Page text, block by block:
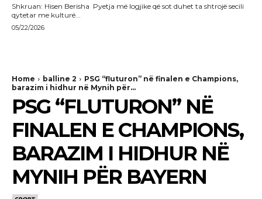
Shkruan: Hisen Berisha Pyetja më logjike që sot duhet ta shtrojë secili
qytetar me kulturë...
05/22/2026